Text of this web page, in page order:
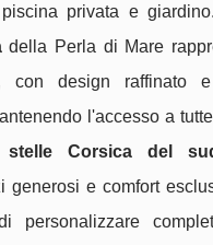
privata e
della Perla di Mare
con design raffinato
l'accesso a
Corsica del
generosi e comfort
personalizzare